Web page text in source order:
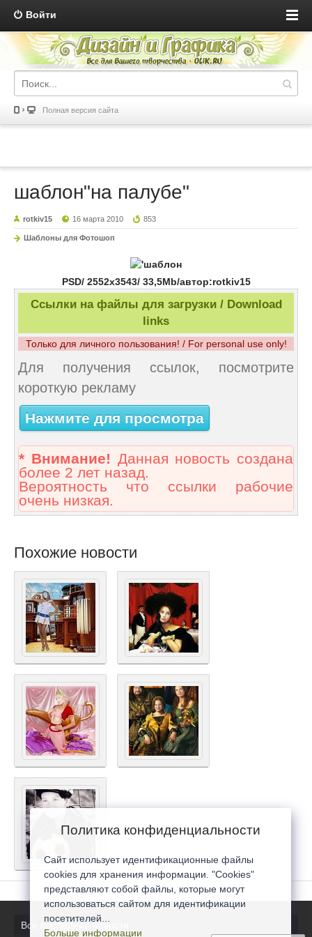
Войти
Полная версия сайта
шаблон"на палубе"
rotkiv15 16 марта 2010 853
Шаблоны для Фотошоп
PSD/ 2552x3543/ 33,5Mb/автор:rotkiv15
Ссылки на файлы для загрузки / Download
links
Только для личного пользования! / For personal use only!
Для получения ссылок, посмотрите
короткую рекламу
Нажмите для просмотра
* Внимание! Данная новость создана
более 2 лет назад.
Вероятность что ссылки рабочие
очень низкая.
Похожие новости
Все последние новости
Политика конфиденциальности
Сайт использует идентификационные файлы
cookies для хранения информации. "Cookies"
представляют собой файлы, которые могут
использоваться сайтом для идентификации
посетителей...
Больше информации